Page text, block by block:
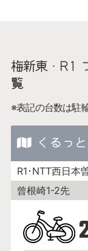
梅新東・R1
覧
※表記の台数は駐
くるっ
R1･NTT西日本
曾根崎1-2先